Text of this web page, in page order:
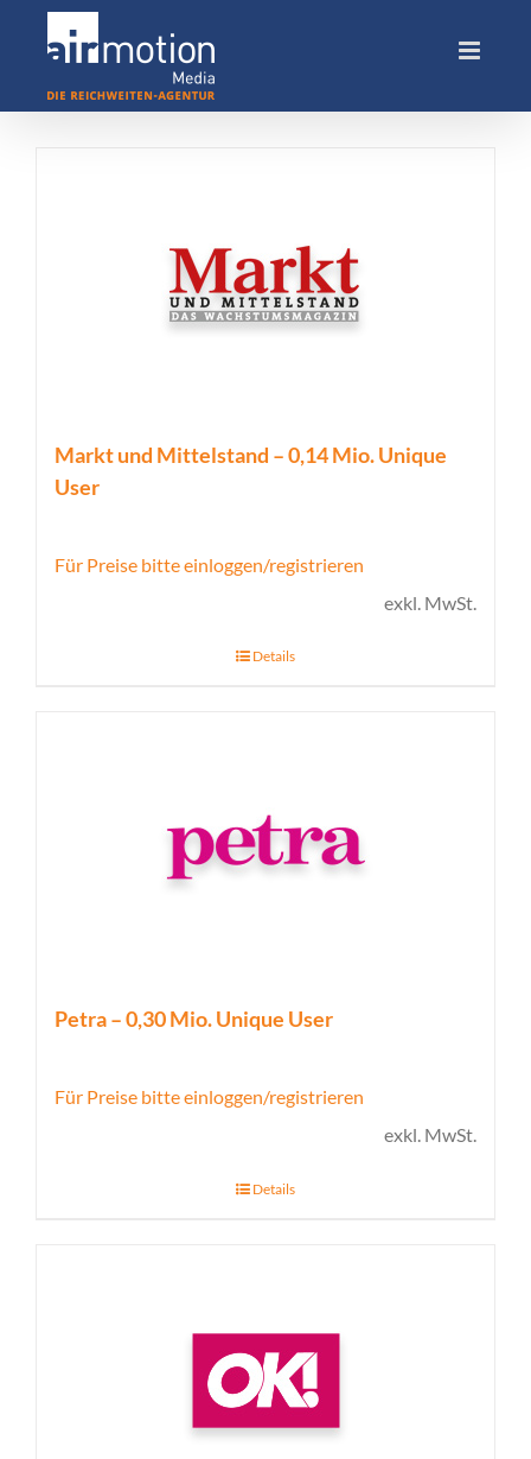
Markt und Mittelstand – 0,14 Mio. Unique
User
Für Preise bitte einloggen/registrieren
exkl. MwSt.
Details
Petra – 0,30 Mio. Unique User
Für Preise bitte einloggen/registrieren
exkl. MwSt.
Details